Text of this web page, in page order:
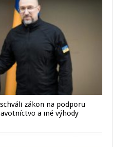
zákon na podporu
a iné výhody